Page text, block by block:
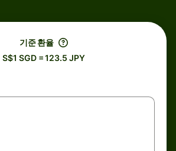
기준 환율
S$1 SGD = 123.5 JPY